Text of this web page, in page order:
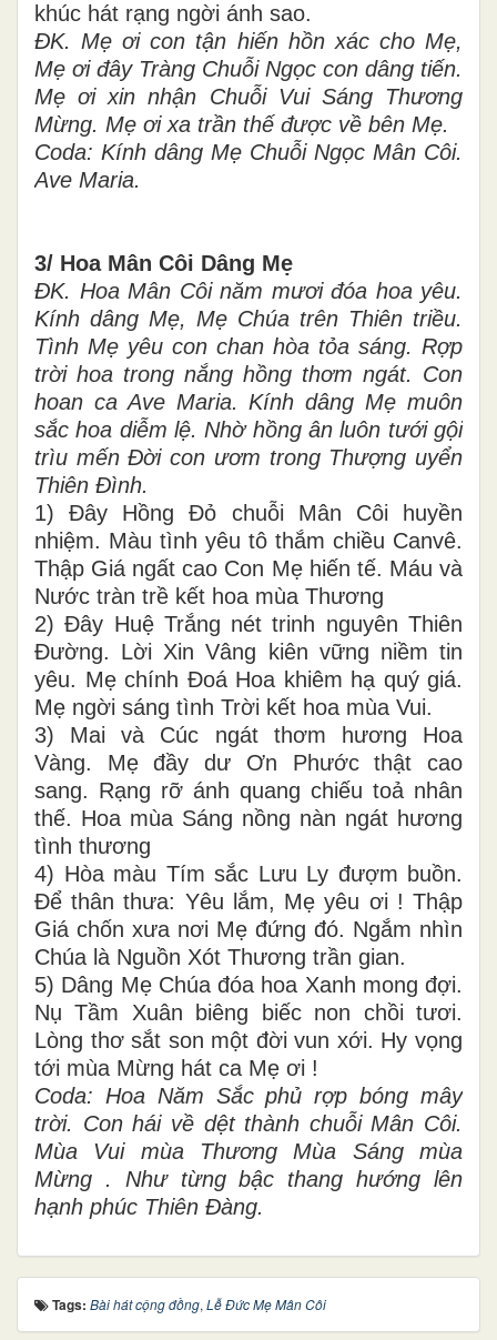
khúc hát rạng ngời ánh sao.
ĐK. Mẹ ơi con tận hiến hồn xác cho Mẹ,
Mẹ ơi đây Tràng Chuỗi Ngọc con dâng tiến.
Mẹ ơi xin nhận Chuỗi Vui Sáng Thương
Mừng. Mẹ ơi xa trần thế được về bên Mẹ.
Coda: Kính dâng Mẹ Chuỗi Ngọc Mân Côi.
Ave Maria.
3/ Hoa Mân Côi Dâng Mẹ
ĐK. Hoa Mân Côi năm mươi đóa hoa yêu.
Kính dâng Mẹ, Mẹ Chúa trên Thiên triều.
Tình Mẹ yêu con chan hòa tỏa sáng. Rợp
trời hoa trong nắng hồng thơm ngát. Con
hoan ca Ave Maria. Kính dâng Mẹ muôn
sắc hoa diễm lệ. Nhờ hồng ân luôn tưới gội
trìu mến Đời con ươm trong Thượng uyển
Thiên Đình.
1) Đây Hồng Đỏ chuỗi Mân Côi huyền
nhiệm. Màu tình yêu tô thắm chiều Canvê.
Thập Giá ngất cao Con Mẹ hiến tế. Máu và
Nước tràn trề kết hoa mùa Thương
2) Đây Huệ Trắng nét trinh nguyên Thiên
Đường. Lời Xin Vâng kiên vững niềm tin
yêu. Mẹ chính Đoá Hoa khiêm hạ quý giá.
Mẹ ngời sáng tình Trời kết hoa mùa Vui.
3) Mai và Cúc ngát thơm hương Hoa
Vàng. Mẹ đầy dư Ơn Phước thật cao
sang. Rạng rỡ ánh quang chiếu toả nhân
thế. Hoa mùa Sáng nồng nàn ngát hương
tình thương
4) Hòa màu Tím sắc Lưu Ly đượm buồn.
Để thân thưa: Yêu lắm, Mẹ yêu ơi ! Thập
Giá chốn xưa nơi Mẹ đứng đó. Ngắm nhìn
Chúa là Nguồn Xót Thương trần gian.
5) Dâng Mẹ Chúa đóa hoa Xanh mong đợi.
Nụ Tầm Xuân biêng biếc non chồi tươi.
Lòng thơ sắt son một đời vun xới. Hy vọng
tới mùa Mừng hát ca Mẹ ơi !
Coda: Hoa Năm Sắc phủ rợp bóng mây
trời. Con hái về dệt thành chuỗi Mân Côi.
Mùa Vui mùa Thương Mùa Sáng mùa
Mừng . Như từng bậc thang hướng lên
hạnh phúc Thiên Đàng.
Tags: Bài hát cộng đồng, Lễ Đức Mẹ Mân Côi